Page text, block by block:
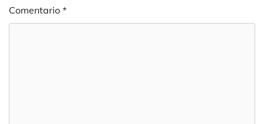
Comentario *